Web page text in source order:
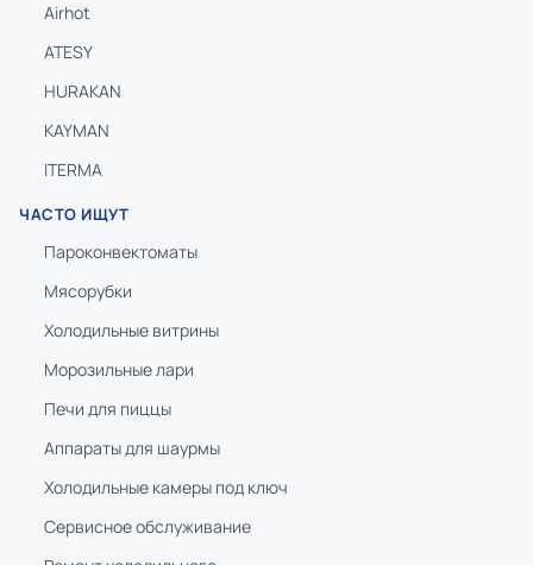
Airhot
ATESY
HURAKAN
KAYMAN
ITERMA
ЧАСТО ИЩУТ
Пароконвектоматы
Мясорубки
Холодильные витрины
Морозильные лари
Печи для пиццы
Аппараты для шаурмы
Холодильные камеры под ключ
Сервисное обслуживание